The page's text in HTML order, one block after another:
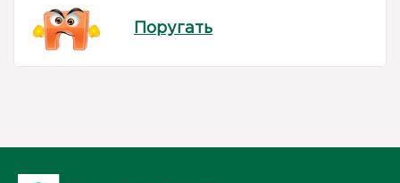
Поругать